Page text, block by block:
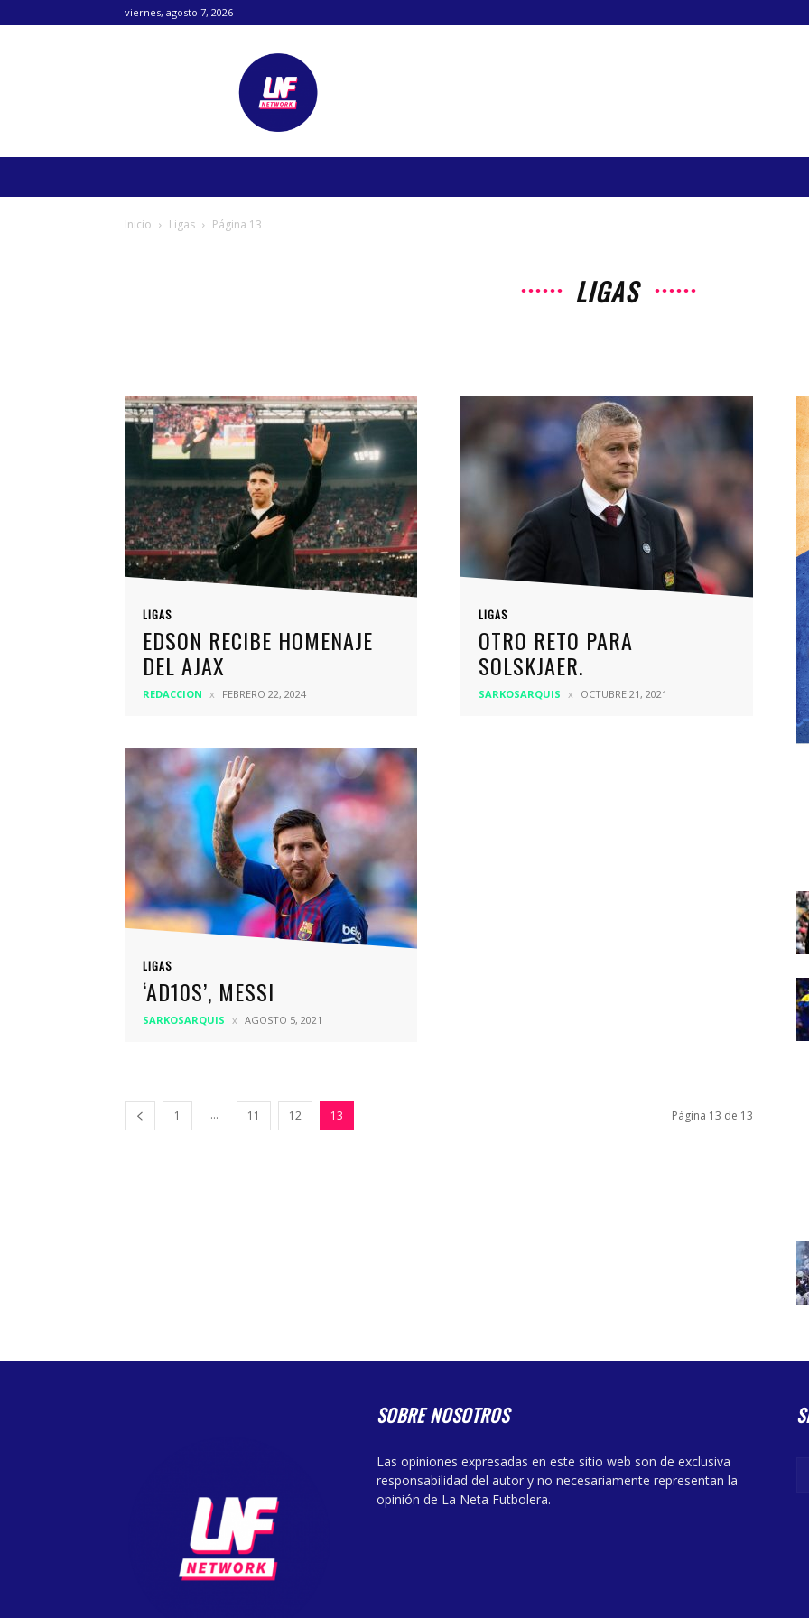
viernes, agosto 7, 2026
Lanetafutbolera
Inicio Ligas Página 13
LIGAS
LIGAS
EDSON RECIBE HOMENAJE
DEL AJAX
REDACCION FEBRERO 22, 2024
LIGAS
OTRO RETO PARA
SOLSKJAER.
SARKOSARQUIS OCTUBRE 21, 2021
LIGAS
‘AD10S’, MESSI
SARKOSARQUIS AGOSTO 5, 2021
1 ... 11 12 13 Página 13 de 13
SOBRE NOSOTROS
Las opiniones expresadas en este sitio web son de exclusiva
responsabilidad del autor y no necesariamente representan la
opinión de La Neta Futbolera.